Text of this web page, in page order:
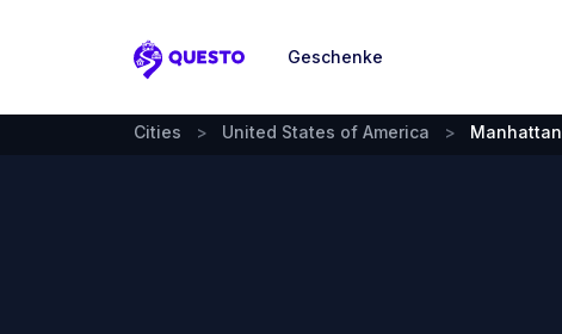
Questo
Geschenke
Cities > United States of America > Manhattan